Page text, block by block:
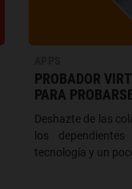
PROBADOR
PARA
Deshazte de las
los
tecnología y un